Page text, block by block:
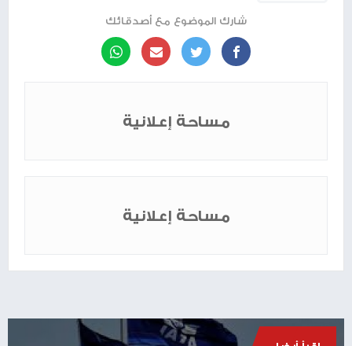
شارك الموضوع مع أصدقائك
مساحة إعلانية
مساحة إعلانية